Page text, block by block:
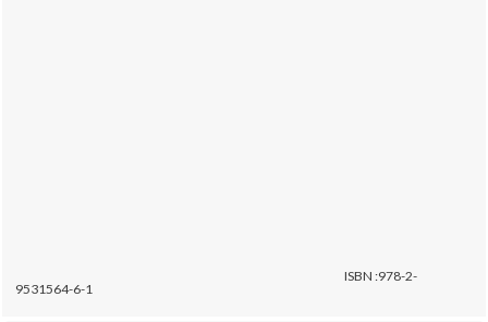
ISBN :978-2-
9531564-6-1